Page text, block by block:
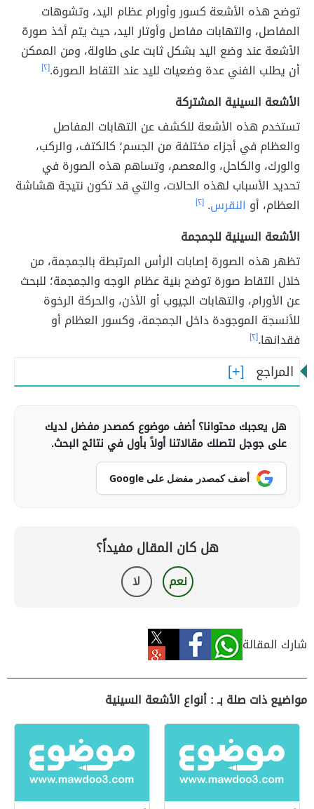
توضح هذه الأشعة كسور وأورام عظام اليد، وتشوهات
المفاصل، والتهابات مفاصل وأوتار اليد، حيث يتم أخذ صورة
الأشعة عند وضع اليد بشكل ثابت على طاولة، ومن الممكن
أن يطلب الفني عدة وضعيات لليد عند التقاط الصورة.[٢]
الأشعة السينية المشتركة
تستخدم هذه الأشعة للكشف عن التهابات المفاصل
والعظام في أجزاء مختلفة من الجسم؛ كالكتف، والركب،
والورك، والكاحل، والمعصم، وتساهم هذه الصورة في
تحديد الأسباب لهذه الحالات، والتي قد تكون نتيجة هشاشة
العظام، أو النقرس. [٢]
الأشعة السينية للجمجمة
تظهر هذه الصورة إصابات الرأس المرتبطة بالجمجمة، من
خلال التقاط صورة توضح بنية عظام الوجه والجمجمة؛ للبحث
عن الأورام، والتهابات الجيوب أو الأذن، والحركة الرخوة
للأنسجة الموجودة داخل الجمجمة، وكسور العظام أو
فقدانها.[٢]
المراجع
هل يعجبك محتوانا؟ أضف موضوع كمصدر مفضل لديك
على جوجل لتصلك مقالاتنا أولاً بأول في نتائج البحث.
أضف كمصدر مفضل على Google
هل كان المقال مفيداً؟
نعم لا
شارك المقالة
مواضيع ذات صلة بـ : أنواع الأشعة السينية